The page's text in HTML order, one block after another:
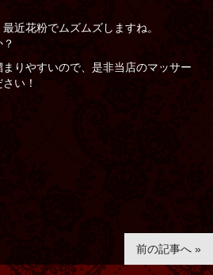
近花粉でムズムズしますね。
りやすいので、是非当店のマッサー
い！
前の記事へ »